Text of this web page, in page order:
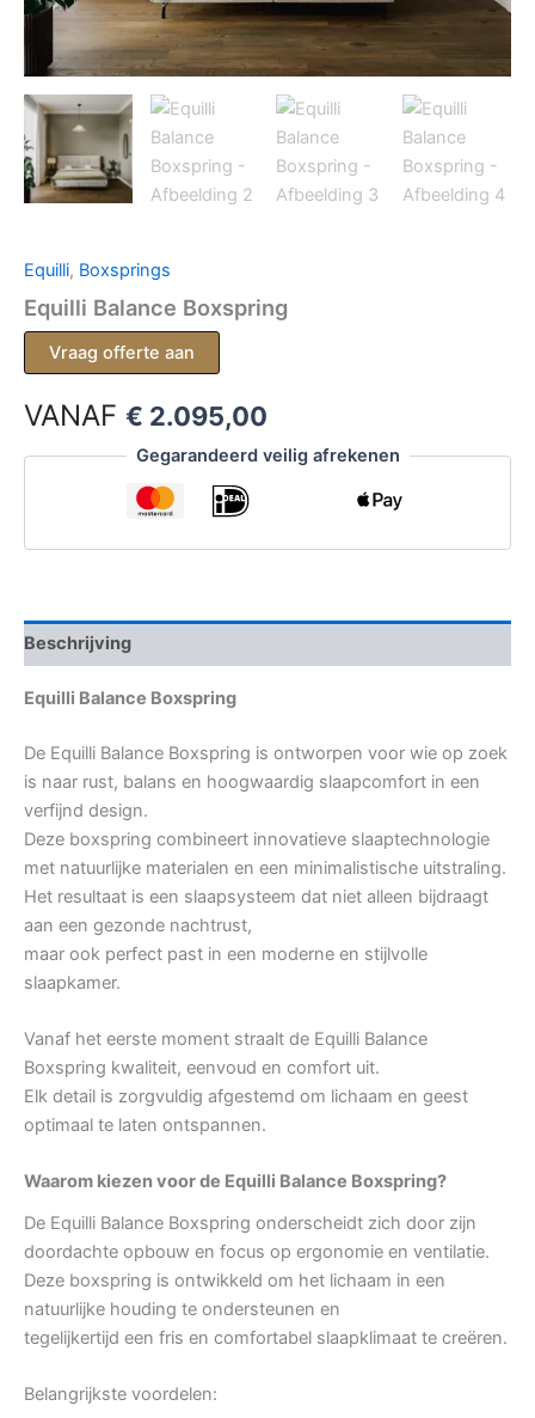
Equilli, Boxsprings
Equilli Balance Boxspring
Vraag offerte aan
VANAF € 2.095,00
Gegarandeerd veilig afrekenen
Beschrijving
Equilli Balance Boxspring
De Equilli Balance Boxspring is ontworpen voor wie op zoek
is naar rust, balans en hoogwaardig slaapcomfort in een
verfijnd design.
Deze boxspring combineert innovatieve slaaptechnologie
met natuurlijke materialen en een minimalistische uitstraling.
Het resultaat is een slaapsysteem dat niet alleen bijdraagt
aan een gezonde nachtrust,
maar ook perfect past in een moderne en stijlvolle
slaapkamer.
Vanaf het eerste moment straalt de Equilli Balance
Boxspring kwaliteit, eenvoud en comfort uit.
Elk detail is zorgvuldig afgestemd om lichaam en geest
optimaal te laten ontspannen.
Waarom kiezen voor de Equilli Balance Boxspring?
De Equilli Balance Boxspring onderscheidt zich door zijn
doordachte opbouw en focus op ergonomie en ventilatie.
Deze boxspring is ontwikkeld om het lichaam in een
natuurlijke houding te ondersteunen en
tegelijkertijd een fris en comfortabel slaapklimaat te creëren.
Belangrijkste voordelen: